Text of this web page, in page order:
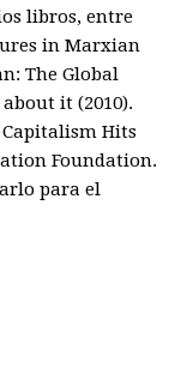
libros, entre
in Marxian
The Global
it (2010).
Hits
Foundation.
para el